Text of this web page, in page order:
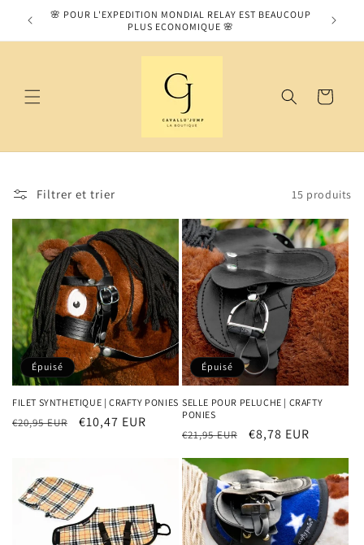
passer
SUR
🌸 POUR L'EXPEDITION MONDIAL RELAY EST BEAUCOUP
PLUS ECONOMIQUE 🌸
Panier
Filtrer et trier 15 produits
Épuisé
FILET SYNTHETIQUE | CRAFTY PONIES
Prix
€20,95 EUR
Prix
€10,47 EUR
Épuisé
SELLE POUR PELUCHE | CRAFTY
PONIES
Prix
€21,95 EUR
Prix
€8,78 EUR